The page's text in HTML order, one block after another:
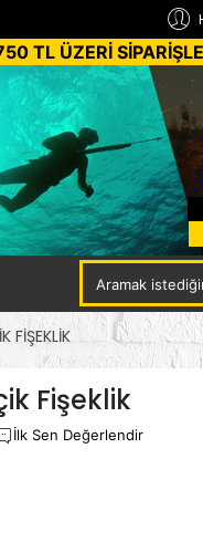
TL ÜZERİ
FIŞEKLIK
Fişeklik
İlk Sen Değerlendir